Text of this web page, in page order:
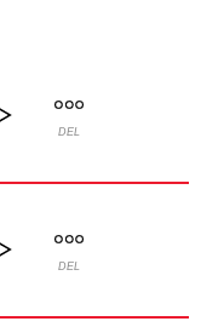
DEL
DEL